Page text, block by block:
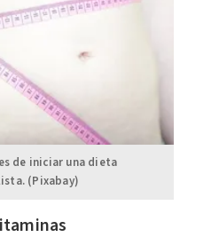
de iniciar una dieta
(Pixabay)